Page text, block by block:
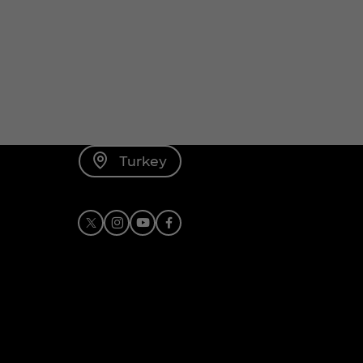
Turkey
X Instagram
YoutubeFacebook